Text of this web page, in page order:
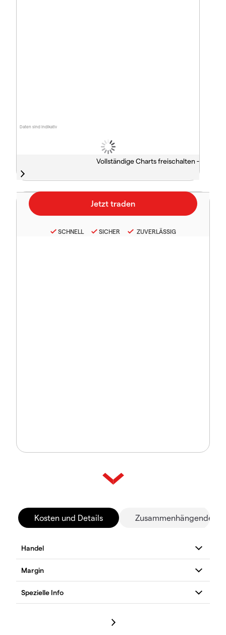
Daten sind indikativ
Vollständige Charts freischalten -
SCHNELL SICHER ZUVERLÄSSIG
Kosten und Details Zusammenhängende